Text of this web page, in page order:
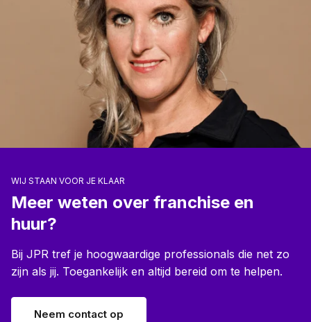
WIJ STAAN VOOR JE KLAAR
Meer weten over franchise en
huur?
Bij JPR tref je hoogwaardige professionals die net zo
zijn als jij. Toegankelijk en altijd bereid om te helpen.
Neem contact op